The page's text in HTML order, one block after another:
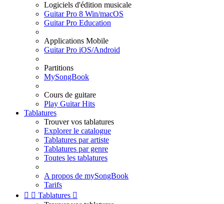
Logiciels d'édition musicale
Guitar Pro 8 Win/macOS
Guitar Pro Education
Applications Mobile
Guitar Pro iOS/Android
Partitions
MySongBook
Cours de guitare
Play Guitar Hits
Tablatures
Trouver vos tablatures
Explorer le catalogue
Tablatures par artiste
Tablatures par genre
Toutes les tablatures
A propos de mySongBook
Tarifs
  Tablatures 